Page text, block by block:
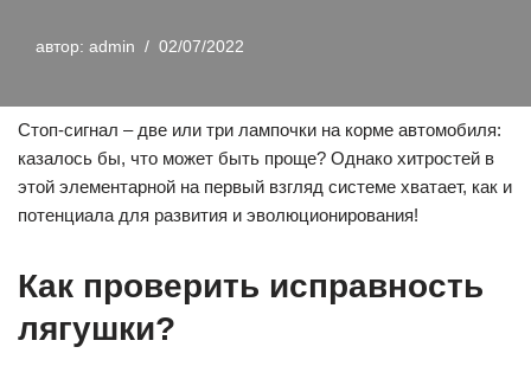
автор: admin 02/07/2022
Стоп-сигнал – две или три лампочки на корме автомобиля:
казалось бы, что может быть проще? Однако хитростей в
этой элементарной на первый взгляд системе хватает, как и
потенциала для развития и эволюционирования!
Как проверить исправность
лягушки?